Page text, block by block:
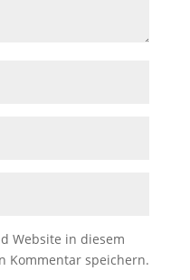
Website in diesem
Kommentar speichern.